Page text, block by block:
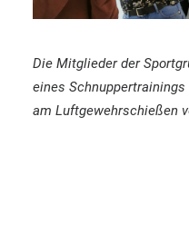
Die Mitglieder der
eines
am Luftgewehrschießen